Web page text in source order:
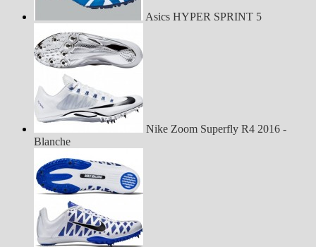
Asics HYPER SPRINT 5
Nike Zoom Superfly R4 2016 -
Blanche